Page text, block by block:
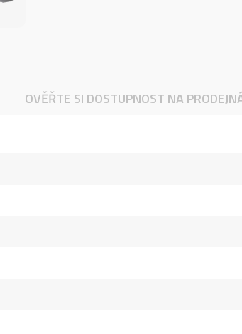
OVĚŘTE SI DOSTUPNOST NA